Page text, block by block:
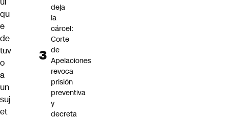
qu
e
de
tuv
o
a
un
suj
et
deja
la
cárcel:
Corte
de
Apelaciones
revoca
prisión
preventiva
y
decreta